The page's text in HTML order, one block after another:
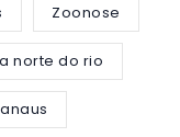
Zoonose
norte do rio